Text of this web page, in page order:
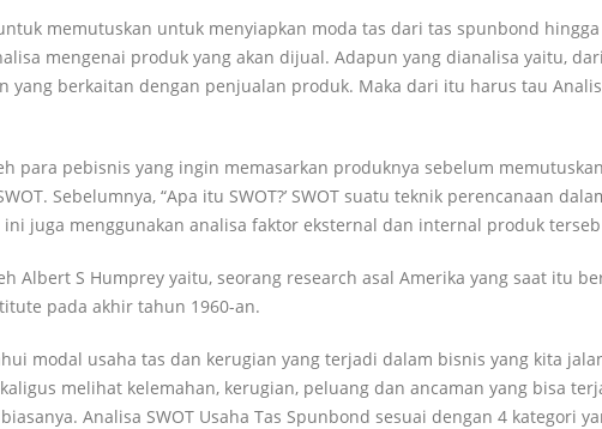
memutuskan untuk menyiapkan moda tas dari tas spunbond
mengenai produk yang akan dijual. Adapun yang dianalisa yaitu,
yang berkaitan dengan penjualan produk. Maka dari itu harus tau
para pebisnis yang ingin memasarkan produknya sebelum
Sebelumnya, “Apa itu SWOT?’ SWOT suatu teknik perencanaan
juga menggunakan analisa faktor eksternal dan internal produk
Albert S Humprey yaitu, seorang research asal Amerika yang saat itu
pada akhir tahun 1960-an.
modal usaha tas dan kerugian yang terjadi dalam bisnis yang kita
melihat kelemahan, kerugian, peluang dan ancaman yang bisa
Analisa SWOT Usaha Tas Spunbond sesuai dengan 4 kategori